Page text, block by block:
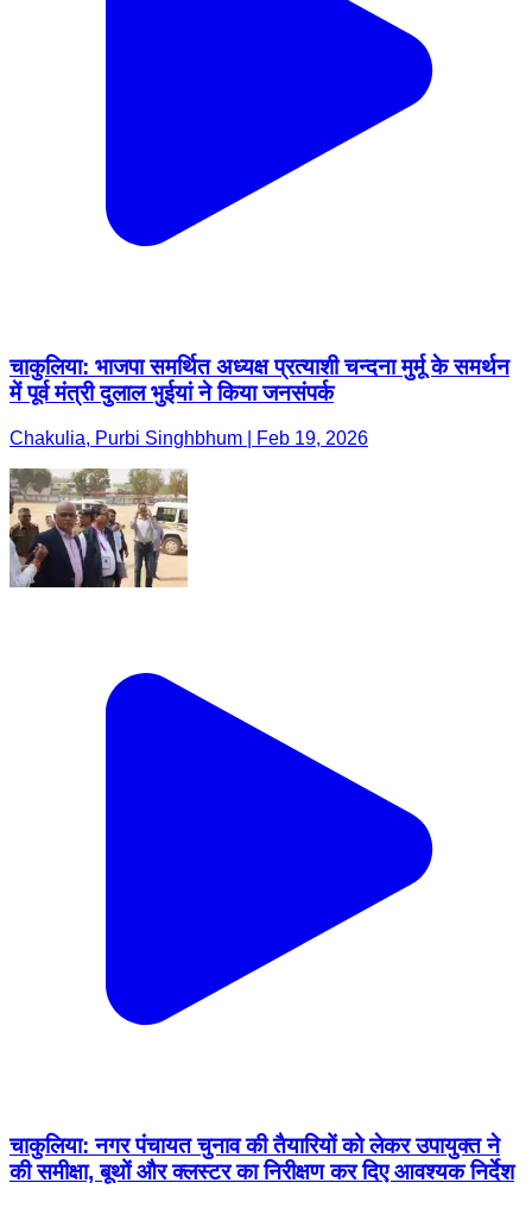
चाकुलिया: भाजपा समर्थित अध्यक्ष प्रत्याशी चन्दना मुर्मू के समर्थन
में पूर्व मंत्री दुलाल भुईयां ने किया जनसंपर्क
Chakulia, Purbi Singhbhum | Feb 19, 2026
चाकुलिया: नगर पंचायत चुनाव की तैयारियों को लेकर उपायुक्त ने
की समीक्षा, बूथों और क्लस्टर का निरीक्षण कर दिए आवश्यक निर्देश